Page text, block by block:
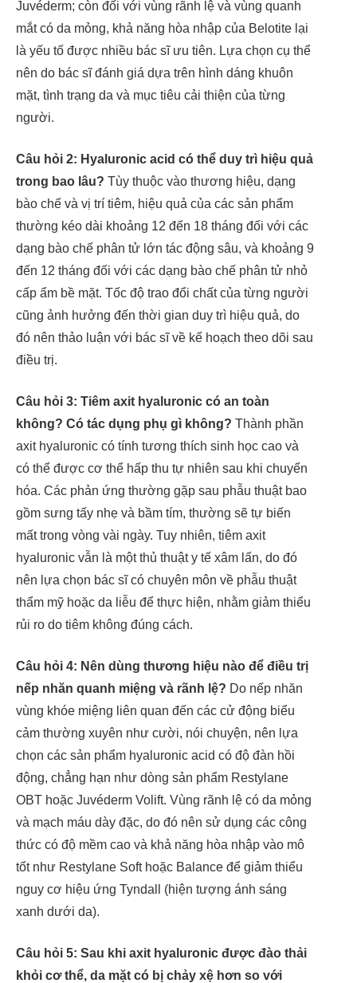
Juvéderm; còn đối với vùng rãnh lệ và vùng quanh
mắt có da mỏng, khả năng hòa nhập của Belotite lại
là yếu tố được nhiều bác sĩ ưu tiên. Lựa chọn cụ thể
nên do bác sĩ đánh giá dựa trên hình dáng khuôn
mặt, tình trạng da và mục tiêu cải thiện của từng
người.
Câu hỏi 2: Hyaluronic acid có thể duy trì hiệu quả
trong bao lâu? Tùy thuộc vào thương hiệu, dạng
bào chế và vị trí tiêm, hiệu quả của các sản phẩm
thường kéo dài khoảng 12 đến 18 tháng đối với các
dạng bào chế phân tử lớn tác động sâu, và khoảng 9
đến 12 tháng đối với các dạng bào chế phân tử nhỏ
cấp ẩm bề mặt. Tốc độ trao đổi chất của từng người
cũng ảnh hưởng đến thời gian duy trì hiệu quả, do
đó nên thảo luận với bác sĩ về kế hoạch theo dõi sau
điều trị.
Câu hỏi 3: Tiêm axit hyaluronic có an toàn
không? Có tác dụng phụ gì không? Thành phần
axit hyaluronic có tính tương thích sinh học cao và
có thể được cơ thể hấp thu tự nhiên sau khi chuyển
hóa. Các phản ứng thường gặp sau phẫu thuật bao
gồm sưng tấy nhẹ và bầm tím, thường sẽ tự biến
mất trong vòng vài ngày. Tuy nhiên, tiêm axit
hyaluronic vẫn là một thủ thuật y tế xâm lấn, do đó
nên lựa chọn bác sĩ có chuyên môn về phẫu thuật
thẩm mỹ hoặc da liễu để thực hiện, nhằm giảm thiểu
rủi ro do tiêm không đúng cách.
Câu hỏi 4: Nên dùng thương hiệu nào để điều trị
nếp nhăn quanh miệng và rãnh lệ? Do nếp nhăn
vùng khóe miệng liên quan đến các cử động biểu
cảm thường xuyên như cười, nói chuyện, nên lựa
chọn các sản phẩm hyaluronic acid có độ đàn hồi
động, chẳng hạn như dòng sản phẩm Restylane
OBT hoặc Juvéderm Volift. Vùng rãnh lệ có da mỏng
và mạch máu dày đặc, do đó nên sử dụng các công
thức có độ mềm cao và khả năng hòa nhập vào mô
tốt như Restylane Soft hoặc Balance để giảm thiểu
nguy cơ hiệu ứng Tyndall (hiện tượng ánh sáng
xanh dưới da).
Câu hỏi 5: Sau khi axit hyaluronic được đào thải
khỏi cơ thể, da mặt có bị chảy xệ hơn so với